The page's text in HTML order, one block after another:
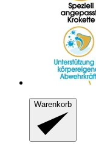
Warenkorb